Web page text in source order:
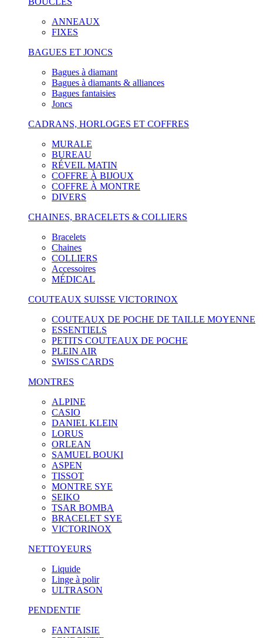
ANNEAUX
FIXES
BAGUES ET JONCS
Bagues à diamant
Bagues à diamants & alliances
Bagues fantaisies
Joncs
CADRANS, HORLOGES ET COFFRES
MURALE
BUREAU
RÉVEIL MATIN
COFFRE À BIJOUX
COFFRE À MONTRE
DIVERS
CHAINES, BRACELETS & COLLIERS
Bracelets
Chaines
COLLIERS
Accessoires
MÉDICAL
COUTEAUX SUISSE VICTORINOX
COUTEAUX DE POCHE DE TAILLE MOYENNE
ESSENTIELS
PETITS COUTEAUX DE POCHE
PLEIN AIR
SWISS CARDS
MONTRES
ALPINE
CASIO
DANIEL KLEIN
LORUS
ORLEAN
SAMUEL BOUKI
ASPEN
TISSOT
MONTRE SYE
SEIKO
TSAR BOMBA
BRACELET SYE
VICTORINOX
NETTOYEURS
Liquide
Linge à polir
ULTRASON
PENDENTIF
FANTAISIE